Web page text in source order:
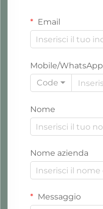
Email
Mobile/WhatsApp
Code
Nome
Nome azienda
Messaggio